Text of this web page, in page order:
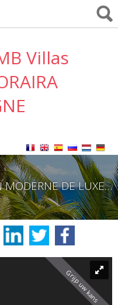
NOUVELLE CONSTRUCTION MODERNE DE LUXE À JAVEA
Grijp uw kans